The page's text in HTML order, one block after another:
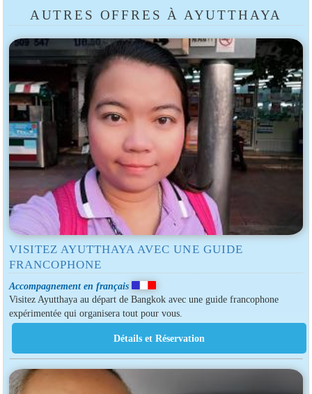
AUTRES OFFRES À AYUTTHAYA
VISITEZ AYUTTHAYA AVEC UNE GUIDE
FRANCOPHONE
Accompagnement en français
Visitez Ayutthaya au départ de Bangkok avec une guide francophone
expérimentée qui organisera tout pour vous.